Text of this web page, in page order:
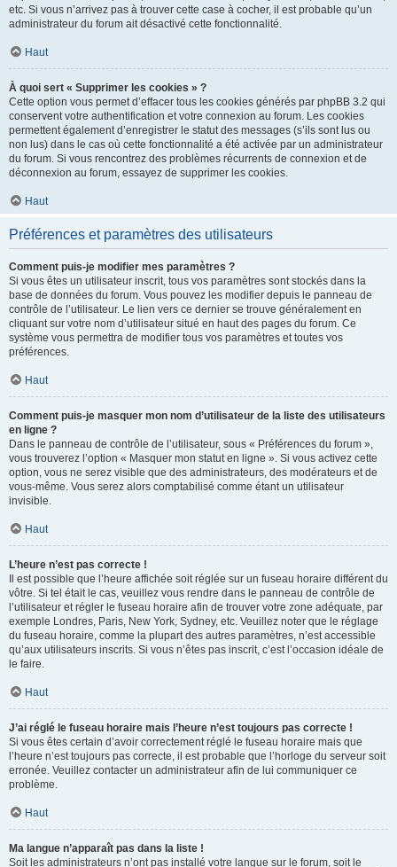
etc. Si vous n’arrivez pas à trouver cette case à cocher, il est probable qu’un
administrateur du forum ait désactivé cette fonctionnalité.
Haut
À quoi sert « Supprimer les cookies » ?
Cette option vous permet d’effacer tous les cookies générés par phpBB 3.2 qui
conservent votre authentification et votre connexion au forum. Les cookies
permettent également d’enregistrer le statut des messages (s’ils sont lus ou
non lus) dans le cas où cette fonctionnalité a été activée par un administrateur
du forum. Si vous rencontrez des problèmes récurrents de connexion et de
déconnexion au forum, essayez de supprimer les cookies.
Haut
Préférences et paramètres des utilisateurs
Comment puis-je modifier mes paramètres ?
Si vous êtes un utilisateur inscrit, tous vos paramètres sont stockés dans la
base de données du forum. Vous pouvez les modifier depuis le panneau de
contrôle de l’utilisateur. Le lien vers ce dernier se trouve généralement en
cliquant sur votre nom d’utilisateur situé en haut des pages du forum. Ce
système vous permettra de modifier tous vos paramètres et toutes vos
préférences.
Haut
Comment puis-je masquer mon nom d’utilisateur de la liste des utilisateurs
en ligne ?
Dans le panneau de contrôle de l’utilisateur, sous « Préférences du forum »,
vous trouverez l’option « Masquer mon statut en ligne ». Si vous activez cette
option, vous ne serez visible que des administrateurs, des modérateurs et de
vous-même. Vous serez alors comptabilisé comme étant un utilisateur
invisible.
Haut
L’heure n’est pas correcte !
Il est possible que l’heure affichée soit réglée sur un fuseau horaire différent du
vôtre. Si tel était le cas, veuillez vous rendre dans le panneau de contrôle de
l’utilisateur et régler le fuseau horaire afin de trouver votre zone adéquate, par
exemple Londres, Paris, New York, Sydney, etc. Veuillez noter que le réglage
du fuseau horaire, comme la plupart des autres paramètres, n’est accessible
qu’aux utilisateurs inscrits. Si vous n’êtes pas inscrit, c’est l’occasion idéale de
le faire.
Haut
J’ai réglé le fuseau horaire mais l’heure n’est toujours pas correcte !
Si vous êtes certain d’avoir correctement réglé le fuseau horaire mais que
l’heure n’est toujours pas correcte, il est probable que l’horloge du serveur soit
erronée. Veuillez contacter un administrateur afin de lui communiquer ce
problème.
Haut
Ma langue n’apparaît pas dans la liste !
Soit les administrateurs n’ont pas installé votre langue sur le forum, soit le